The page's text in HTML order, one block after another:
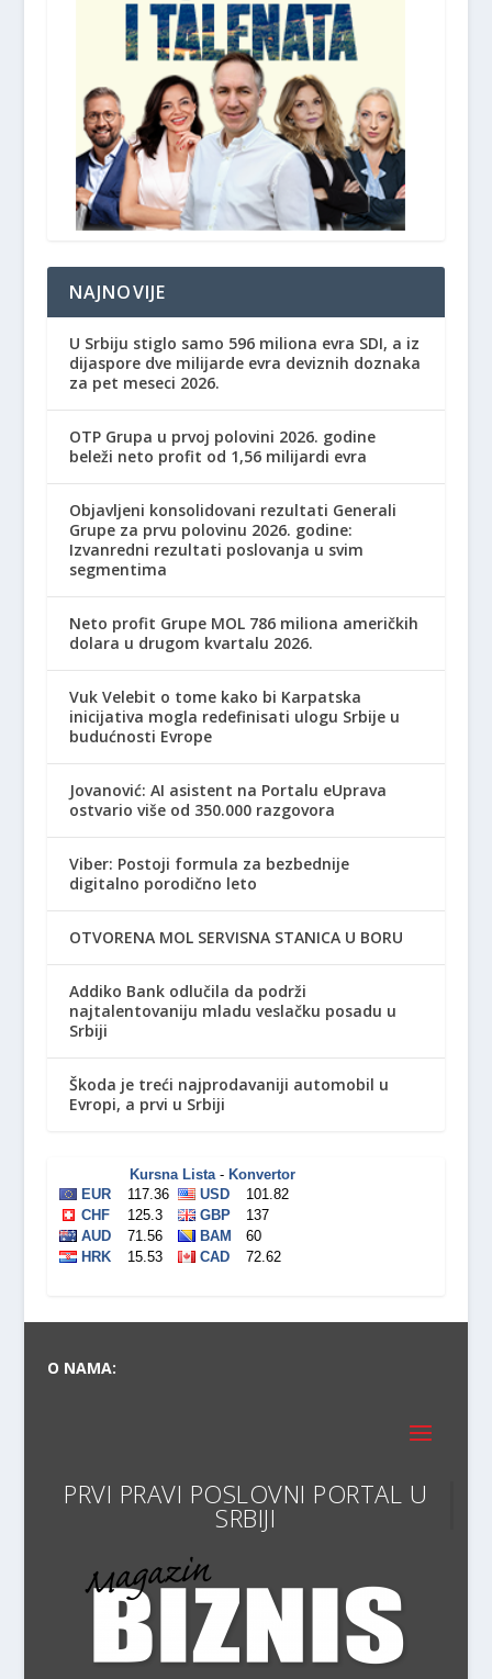
NAJNOVIJE
U Srbiju stiglo samo 596 miliona evra SDI, a iz
dijaspore dve milijarde evra deviznih doznaka
za pet meseci 2026.
OTP Grupa u prvoj polovini 2026. godine
beleži neto profit od 1,56 milijardi evra
Objavljeni konsolidovani rezultati Generali
Grupe za prvu polovinu 2026. godine:
Izvanredni rezultati poslovanja u svim
segmentima
Neto profit Grupe MOL 786 miliona američkih
dolara u drugom kvartalu 2026.
Vuk Velebit o tome kako bi Karpatska
inicijativa mogla redefinisati ulogu Srbije u
budućnosti Evrope
Jovanović: AI asistent na Portalu eUprava
ostvario više od 350.000 razgovora
Viber: Postoji formula za bezbednije
digitalno porodično leto
OTVORENA MOL SERVISNA STANICA U BORU
Addiko Bank odlučila da podrži
najtalentovaniju mladu veslačku posadu u
Srbiji
Škoda je treći najprodavaniji automobil u
Evropi, a prvi u Srbiji
O NAMA:
PRVI PRAVI POSLOVNI PORTA
VODIČ KROZ SVET BIZNISA I